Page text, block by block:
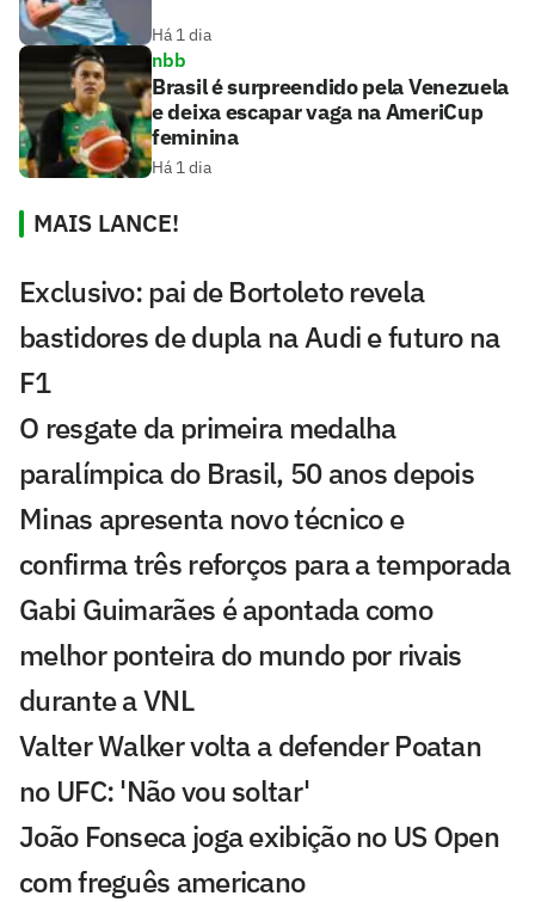
Há 1 dia
nbb
Brasil é surpreendido pela Venezuela
e deixa escapar vaga na AmeriCup
feminina
Há 1 dia
MAIS LANCE!
Exclusivo: pai de Bortoleto revela
bastidores de dupla na Audi e futuro na
F1
O resgate da primeira medalha
paralímpica do Brasil, 50 anos depois
Minas apresenta novo técnico e
confirma três reforços para a temporada
Gabi Guimarães é apontada como
melhor ponteira do mundo por rivais
durante a VNL
Valter Walker volta a defender Poatan
no UFC: 'Não vou soltar'
João Fonseca joga exibição no US Open
com freguês americano